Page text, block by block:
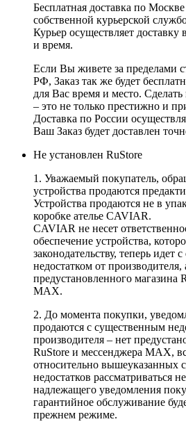
Бесплатная доставка по
собственной курьерской
Курьер осуществляет доставку
и время.
Если Вы живете за пределами
РФ, Заказ так же будет
для Вас время и место.
– это не только престижно и
Доставка по России
Ваш Заказ будет доставлен
Не установлен RuStore
1. Уважаемый покупатель,
устройства продаются
Устройства продаются не в
коробке ателье CAVIAR.
CAVIAR не несет
обеспечение устройства,
законодательству, теперь идет
недостатком от
предустановленного магазина
MAX.
2. До момента покупки,
продаются с существенным
производителя – нет
RuStore и мессенджера MAX,
относительно вышеуказанных
недостатков рассматриваться
надлежащего уведомления
гарантийное обслуживание
прежнем режиме.